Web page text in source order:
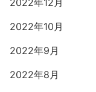
2022年12月
2022年10月
2022年9月
2022年8月